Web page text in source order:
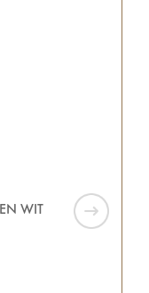
WIT